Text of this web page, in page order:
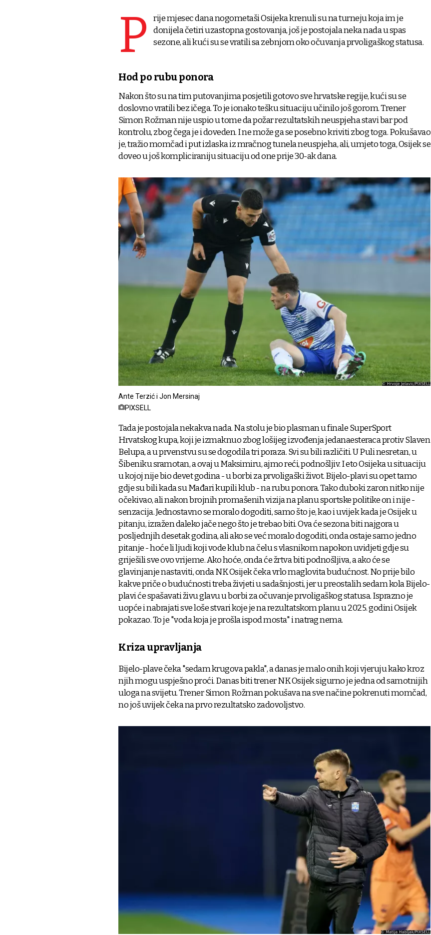
P
rije mjesec dana nogometaši Osijeka krenuli su na turneju koja im je
donijela četiri uzastopna gostovanja, još je postojala neka nada u spas
sezone, ali kući su se vratili sa zebnjom oko očuvanja prvoligaškog statusa.
Hod po rubu ponora
Nakon što su na tim putovanjima posjetili gotovo sve hrvatske regije, kući su se
doslovno vratili bez ičega. To je ionako tešku situaciju učinilo još gorom. Trener
Simon Rožman nije uspio u tome da požar rezultatskih neuspjeha stavi bar pod
kontrolu, zbog čega je i doveden. I ne može ga se posebno kriviti zbog toga. Pokušavao
je, tražio momčad i put izlaska iz mračnog tunela neuspjeha, ali, umjeto toga, Osijek se
doveo u još kompliciraniju situaciju od one prije 30-ak dana.
Ante Terzić i Jon Mersinaj
PIXSELL
Tada je postojala nekakva nada. Na stolu je bio plasman u finale SuperSport
Hrvatskog kupa, koji je izmaknuo zbog lošijeg izvođenja jedanaesteraca protiv Slaven
Belupa, a u prvenstvu su se dogodila tri poraza. Svi su bili različiti. U Puli nesretan, u
Šibeniku sramotan, a ovaj u Maksimiru, ajmo reći, podnošljiv. I eto Osijeka u situaciju
u kojoj nije bio devet godina - u borbi za prvoligaški život. Bijelo-plavi su opet tamo
gdje su bili kada su Mađari kupili klub - na rubu ponora. Tako duboki zaron nitko nije
očekivao, ali nakon brojnih promašenih vizija na planu sportske politike on i nije -
senzacija. Jednostavno se moralo dogoditi, samo što je, kao i uvijek kada je Osijek u
pitanju, izražen daleko jače nego što je trebao biti. Ova će sezona biti najgora u
posljednjih desetak godina, ali ako se već moralo dogoditi, onda ostaje samo jedno
pitanje - hoće li ljudi koji vode klub na čelu s vlasnikom napokon uvidjeti gdje su
griješili sve ovo vrijeme. Ako hoće, onda će žrtva biti podnošljiva, a ako će se
glavinjanje nastaviti, onda NK Osijek čeka vrlo maglovita budućnost. No prije bilo
kakve priče o budućnosti treba živjeti u sadašnjosti, jer u preostalih sedam kola Bijelo-
plavi će spašavati živu glavu u borbi za očuvanje prvoligaškog statusa. Isprazno je
uopće i nabrajati sve loše stvari koje je na rezultatskom planu u 2025. godini Osijek
pokazao. To je "voda koja je prošla ispod mosta" i natrag nema.
Kriza upravljanja
Bijelo-plave čeka "sedam krugova pakla", a danas je malo onih koji vjeruju kako kroz
njih mogu uspješno proći. Danas biti trener NK Osijek sigurno je jedna od samotnijih
uloga na svijetu. Trener Simon Rožman pokušava na sve načine pokrenuti momčad,
no još uvijek čeka na prvo rezultatsko zadovoljstvo.